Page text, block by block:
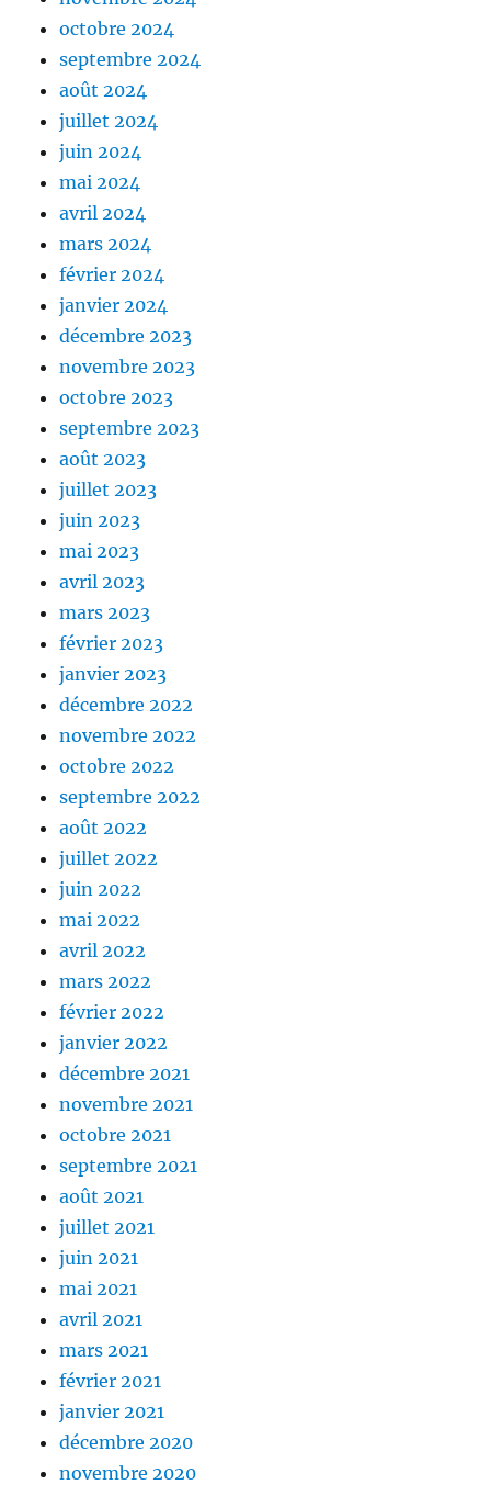
octobre 2024
septembre 2024
août 2024
juillet 2024
juin 2024
mai 2024
avril 2024
mars 2024
février 2024
janvier 2024
décembre 2023
novembre 2023
octobre 2023
septembre 2023
août 2023
juillet 2023
juin 2023
mai 2023
avril 2023
mars 2023
février 2023
janvier 2023
décembre 2022
novembre 2022
octobre 2022
septembre 2022
août 2022
juillet 2022
juin 2022
mai 2022
avril 2022
mars 2022
février 2022
janvier 2022
décembre 2021
novembre 2021
octobre 2021
septembre 2021
août 2021
juillet 2021
juin 2021
mai 2021
avril 2021
mars 2021
février 2021
janvier 2021
décembre 2020
novembre 2020